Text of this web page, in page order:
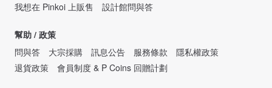
我想在 Pinkoi 上販售
設計館問與答
幫助 / 政策
問與答
大宗採購 訊息公告 服務條款
隱私權政策
退貨政策
會員制度 & P Coins 回贈計劃